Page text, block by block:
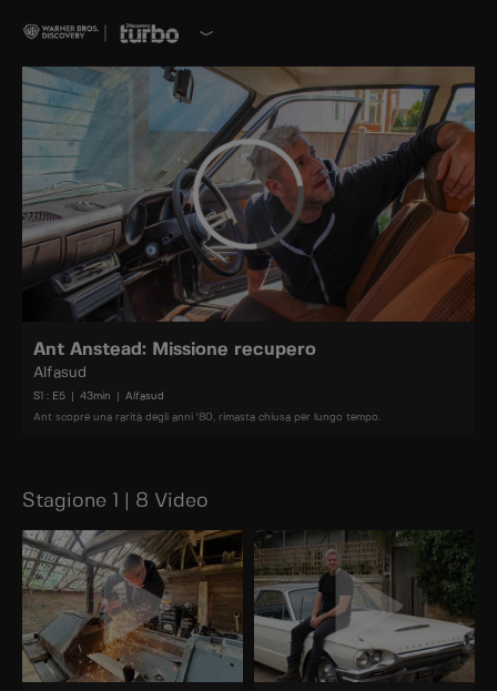
Ant Anstead: Missione recupero
Alfasud
S1 : E5 43min Alfasud
Ant scopre una rarità degli anni '80, rimasta chiusa per lungo tempo.
Stagione 1 | 8 Video